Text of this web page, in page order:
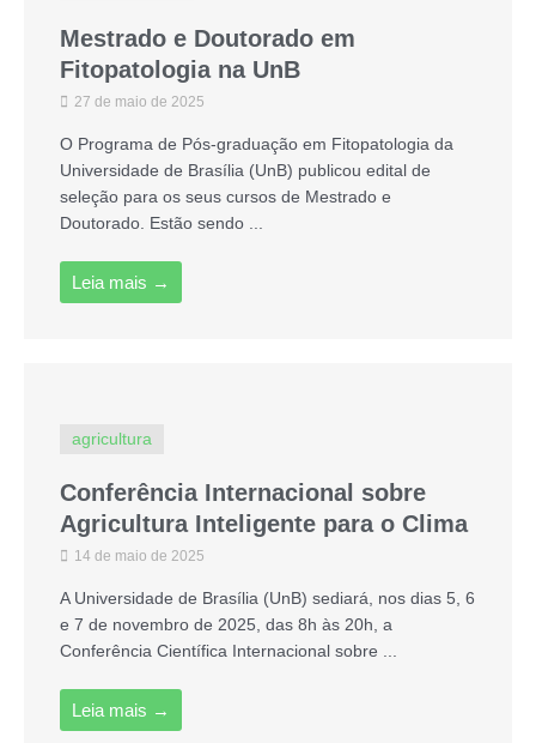
Mestrado e Doutorado em
Fitopatologia na UnB
27 de maio de 2025
O Programa de Pós-graduação em Fitopatologia da
Universidade de Brasília (UnB) publicou edital de
seleção para os seus cursos de Mestrado e
Doutorado. Estão sendo ...
Leia mais →
agricultura
Conferência Internacional sobre
Agricultura Inteligente para o Clima
14 de maio de 2025
A Universidade de Brasília (UnB) sediará, nos dias 5, 6
e 7 de novembro de 2025, das 8h às 20h, a
Conferência Científica Internacional sobre ...
Leia mais →